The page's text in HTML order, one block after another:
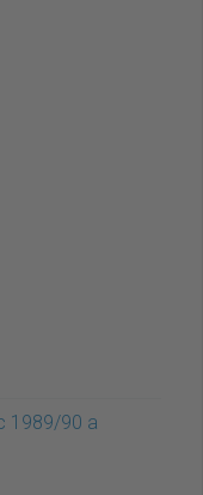
1989/90 a